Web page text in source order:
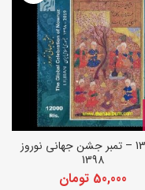
139801 – تمبر جشن جهانی نوروز
1398
50,000 تومان